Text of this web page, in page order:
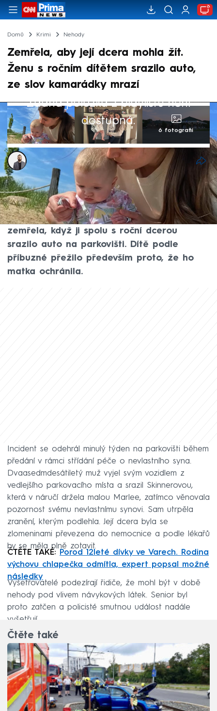
Domů Krimi Nehody
Zemřela, aby její dcera mohla žít.
Ženu s ročním dítětem srazilo auto,
ze slov kamarádky mrazí
Žádná položka z playlistu není
dostupná.
6 fotografií
Alexandr Božilov
2. srp 2025, 07:28
K tragické události došlo ve městě Holly
Township v americkém státě Michigan.
Devětadvacetiletá Sam Skinnerová
zemřela, když ji spolu s roční dcerou
srazilo auto na parkovišti. Dítě podle
příbuzné přežilo především proto, že ho
matka ochránila.
Incident se odehrál minulý týden na parkovišti během
předání v rámci střídání péče o nevlastního syna.
Dvaasedmdesátiletý muž vyjel svým vozidlem z
vedlejšího parkovacího místa a srazil Skinnerovou,
která v náručí držela malou Marlee, zatímco věnovala
pozornost svému nevlastnímu synovi. Sam utrpěla
zranění, kterým podlehla. Její dcera byla se
zlomeninami převezena do nemocnice a podle lékařů
by se měla plně zotavit.
ČTĚTE TAKÉ:
Porod 12leté dívky ve Varech. Rodina
výchovu chlapečka odmítla, expert popsal možné
následky
Vyšetřovatelé podezírají řidiče, že mohl být v době
nehody pod vlivem návykových látek. Senior byl
proto zatčen a policisté smutnou událost nadále
vyšetřují.
Čtěte také